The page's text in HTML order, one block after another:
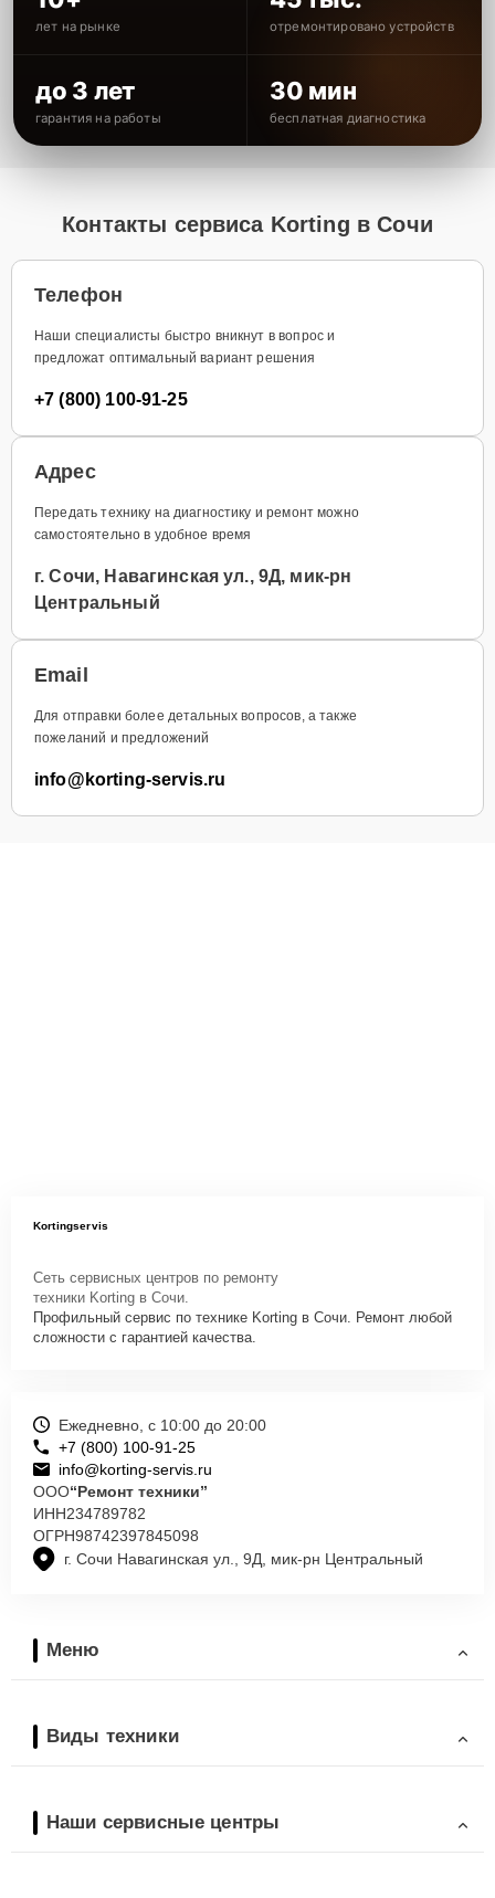
лет на рынке отремонтировано устройств
до 3 лет
гарантия на работы
30 мин
бесплатная диагностика
Контакты сервиса Korting в Сочи
Телефон
Наши специалисты быстро вникнут в вопрос и
предложат оптимальный вариант решения
+7 (800) 100-91-25
Адрес
Передать технику на диагностику и ремонт можно
самостоятельно в удобное время
г. Сочи, Навагинская ул., 9Д, мик-рн
Центральный
Email
Для отправки более детальных вопросов, а также
пожеланий и предложений
info@korting-servis.ru
Kortingservis
Сеть сервисных центров по ремонту
техники Korting в Сочи.
Профильный сервис по технике Korting в Сочи. Ремонт любой
сложности с гарантией качества.
г. Сочи Навагинская ул., 9Д, мик-рн Центральный
Ежедневно, с 10:00 до 20:00
+7 (800) 100-91-25
info@korting-servis.ru
ООО“Ремонт техники”
ИНН234789782
ОГРН98742397845098
Меню
Виды техники
Наши сервисные центры